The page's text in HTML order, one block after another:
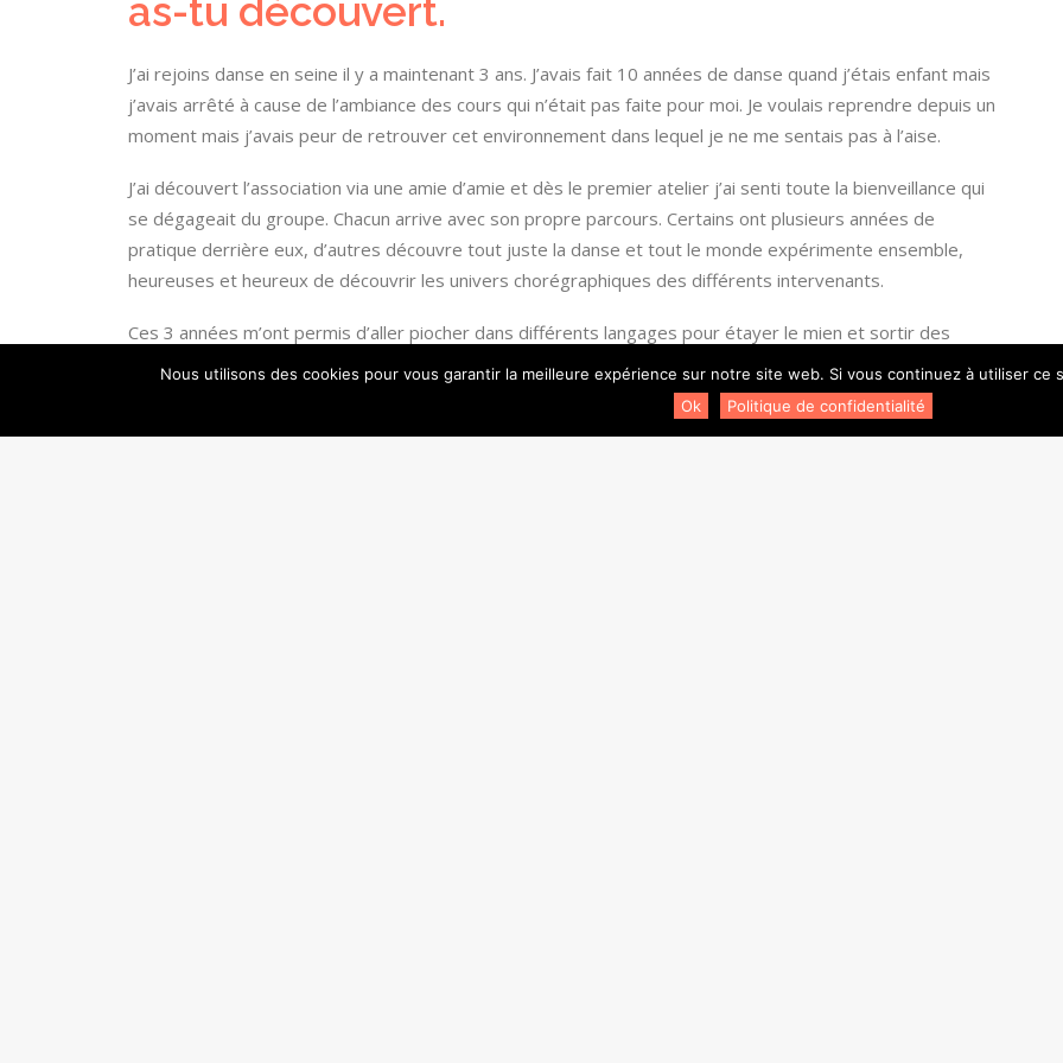
as-tu découvert.
J’ai rejoins danse en seine il y a maintenant 3 ans. J’avais fait 10 années de danse quand j’étais enfant mais
j’avais arrêté à cause de l’ambiance des cours qui n’était pas faite pour moi. Je voulais reprendre depuis un
moment mais j’avais peur de retrouver cet environnement dans lequel je ne me sentais pas à l’aise.
J’ai découvert l’association via une amie d’amie et dès le premier atelier j’ai senti toute la bienveillance qui
se dégageait du groupe. Chacun arrive avec son propre parcours. Certains ont plusieurs années de
pratique derrière eux, d’autres découvre tout juste la danse et tout le monde expérimente ensemble,
heureuses et heureux de découvrir les univers chorégraphiques des différents intervenants.
Ces 3 années m’ont permis d’aller piocher dans différents langages pour étayer le mien et sortir des
schémas chorégraphiques dans lesquels j’avais tendance à rester bloquée.
3 mots pour résumer l’asso
Nous utilisons des cookies pour vous garantir la meilleure expérience sur notre site web. Si vous continuez à utiliser
Ok
Politique de confidentialité